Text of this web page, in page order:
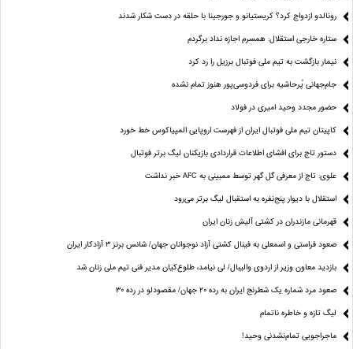
رونالدو ازدواج کرد؟ کریستیانو و جورجینا با حلقه در دست شکار شدند
ستاره خارجی استقلال: همسرم اجازه نداد برگردم
نیمار بازگشت به تیم ملی فوتبال برزیل را رد کرد
جام‌جهانی پُرحاشیه برای فردوسی‌پور هنوز تمام نشده
حضور مجدد وحید امیری در فولاد
کاپیتان تیم ملی فوتبال ایران از فهرست اروپایی المپیاکوس خط خورد
دستور تاج برای افشای اطلاعات قراردادی بازیکنان لیگ برتر فوتبال
علوی: تاج از معرفی گل گهر توسط ممبینی به AFC خبر نداشت
استقلال با دیوار پنج‌نفره به استقبال لیگ برتر می‌رود
قهرمانی مازندران در کشتی آلیش زنان ایران
صعود فراستی و اسمعلی به فینال کشتی آزاد نوجوانان جهان/ شانس برنز ۳ آزادکار ایران
بازدید معاون وزیر از اردوی والیبال/ لی نیامد، طلوع‌کیان مدیر فنی تیم ملی زنان شد
صعود مرد شماره یک شطرنج ایران به رده ۲۰ جهان/ مقصودلو در رده ۳۰
لیگ تازه و خاطره ناتمام
ماجراجویی تمام‌نشدنی وحید!